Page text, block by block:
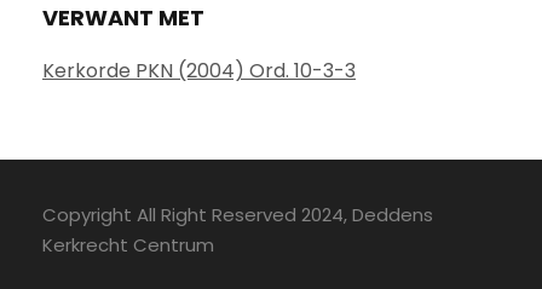
VERWANT MET
Kerkorde PKN (2004) Ord. 10-3-3
Copyright All Right Reserved 2024, Deddens
Kerkrecht Centrum